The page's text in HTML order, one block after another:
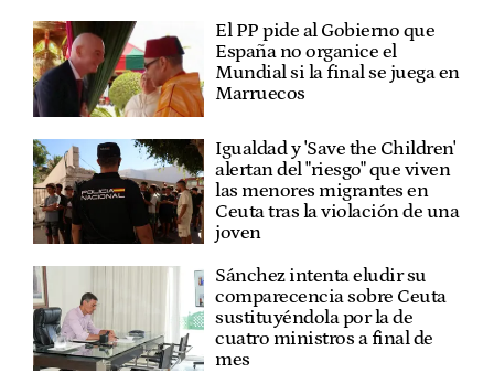
El PP pide al Gobierno que
España no organice el
Mundial si la final se juega en
Marruecos
Igualdad y 'Save the Children'
alertan del "riesgo" que viven
las menores migrantes en
Ceuta tras la violación de una
joven
Sánchez intenta eludir su
comparecencia sobre Ceuta
sustituyéndola por la de
cuatro ministros a final de
mes